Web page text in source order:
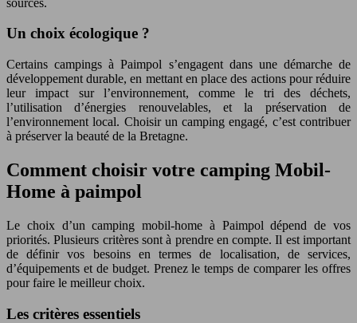
Un choix écologique ?
Certains campings à Paimpol s’engagent dans une démarche de
développement durable, en mettant en place des actions pour réduire
leur impact sur l’environnement, comme le tri des déchets,
l’utilisation d’énergies renouvelables, et la préservation de
l’environnement local. Choisir un camping engagé, c’est contribuer
à préserver la beauté de la Bretagne.
Comment choisir votre camping Mobil-
Home à paimpol
Le choix d’un camping mobil-home à Paimpol dépend de vos
priorités. Plusieurs critères sont à prendre en compte. Il est important
de définir vos besoins en termes de localisation, de services,
d’équipements et de budget. Prenez le temps de comparer les offres
pour faire le meilleur choix.
Les critères essentiels